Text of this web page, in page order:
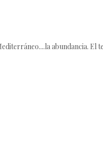
abundancia. El